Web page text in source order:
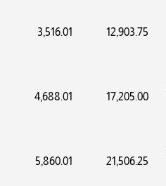
12,903.75
3,516.01
17,205.00
4,688.01
21,506.25
5,860.01